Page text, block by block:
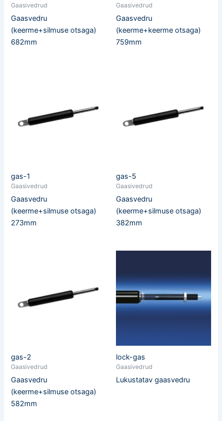
Gaasivedrud
Gaasvedru
(keerme+silmuse otsaga)
682mm
Gaasivedrud
Gaasvedru
(keerme+keerme otsaga)
759mm
gas-1
Gaasivedrud
Gaasvedru
(keerme+silmuse otsaga)
273mm
gas-5
Gaasivedrud
Gaasvedru
(keerme+silmuse otsaga)
382mm
gas-2
Gaasivedrud
Gaasvedru
(keerme+silmuse otsaga)
582mm
lock-gas
Gaasivedrud
Lukustatav gaasvedru